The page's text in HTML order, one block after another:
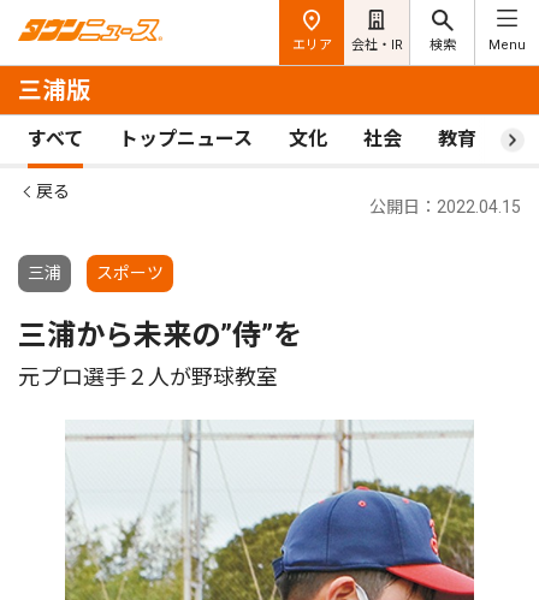
エリア 会社・IR 検索 Menu
三浦版
すべて トップニュース 文化 社会 教育 ス
戻る
三浦 スポーツ
公開日：2022.04.15
三浦から未来の”侍”を
元プロ選手２人が野球教室